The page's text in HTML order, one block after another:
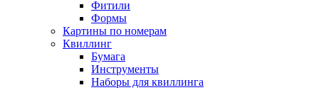
Фитили
Формы
Картины по номерам
Квиллинг
Бумага
Инструменты
Наборы для квиллинга